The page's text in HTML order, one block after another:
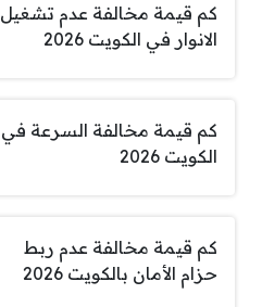
كم قيمة مخالفة عدم تشغيل
الانوار في الكويت 2026
كم قيمة مخالفة السرعة في
الكويت 2026
كم قيمة مخالفة عدم ربط
حزام الأمان بالكويت 2026